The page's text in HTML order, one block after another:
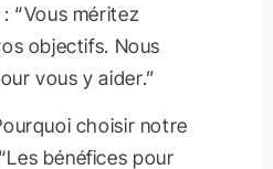
“Vous méritez
objectifs. Nous
vous y aider.”
choisir notre
bénéfices pour